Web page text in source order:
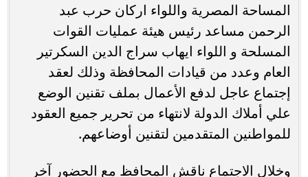
المساحة المصرية واللواء اركان حرب عبد
الرحمن مساعد رئيس هيئة عمليات القوات
المسلحة و اللواء ايهاب سراج الدين السكرتير
العام وعدد من قيادات المحافظة وذلك لعقد
إجتماع عاجل لدفع الأعمال بملف تقنين الوضع
علي أملاك الدولة لانتهاء من تحرير جميع العقود
للمواطنين المتقدمين لتقنين أوضاعهم.
وخلال الاجتماع ناقش المحافظ مع الحضور آخر